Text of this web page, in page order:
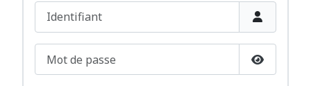
Identifiant
Afficher